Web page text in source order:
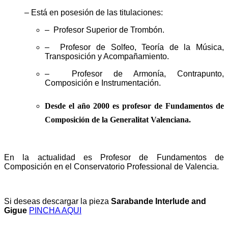
– Está en posesión de las titulaciones:
– Profesor Superior de Trombón.
– Profesor de Solfeo, Teoría de la Música,
Transposición y Acompañamiento.
– Profesor de Armonía, Contrapunto,
Composición e Instrumentación.
Desde el año 2000 es profesor de Fundamentos de
Composición de la Generalitat Valenciana.
En la actualidad es Profesor de Fundamentos de
Composición en el Conservatorio Professional de Valencia.
Si deseas descargar la pieza Sarabande Interlude and
Gigue PINCHA AQUI